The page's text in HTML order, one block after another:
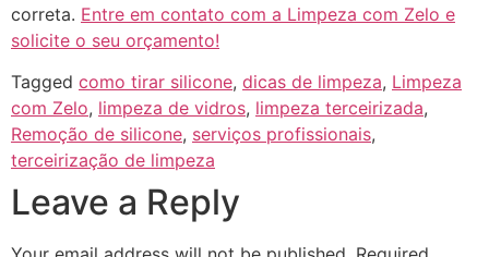
correta. Entre em contato com a Limpeza com Zelo e
solicite o seu orçamento!
Tagged como tirar silicone, dicas de limpeza, Limpeza
com Zelo, limpeza de vidros, limpeza terceirizada,
Remoção de silicone, serviços profissionais,
terceirização de limpeza
Leave a Reply